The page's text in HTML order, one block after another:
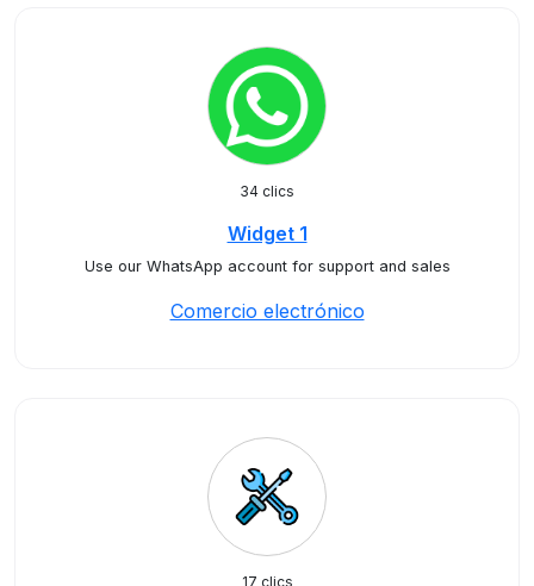
34 clics
Widget 1
Use our WhatsApp account for support and sales
Comercio electrónico
17 clics